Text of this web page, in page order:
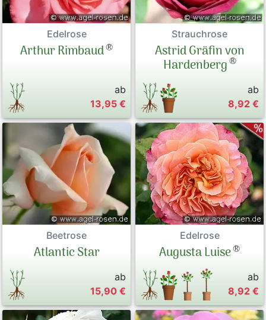
Edelrose
Arthur Rimbaud®
ab
13,95 €
Strauchrose
Astrid Gräfin von
Hardenberg®
ab
8,92 €
Beetrose
Atlantic Star
ab
15,90 €
Edelrose
Augusta Luise®
ab
8,92 €